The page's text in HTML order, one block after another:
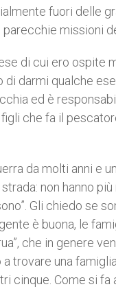
fuori delle
missioni
di cui ero ospite
darmi qualche
ed è
che fa il
da molti anni e
non hanno
Gli chiedo se
è buona, le
che in genere
trovare una
cinque. Come si